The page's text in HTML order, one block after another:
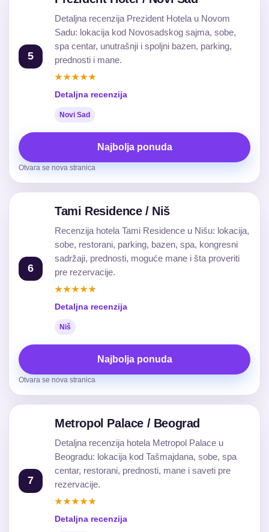
5
Detaljna recenzija Prezident Hotela u Novom
Sadu: lokacija kod Novosadskog sajma, sobe,
spa centar, unutrašnji i spoljni bazen, parking,
prednosti i mane.
★★★★★
Detaljna recenzija
Novi Sad
Najbolja ponuda
Otvara se nova stranica
6
Tami Residence / Niš
Recenzija hotela Tami Residence u Nišu: lokacija,
sobe, restorani, parking, bazen, spa, kongresni
sadržaji, prednosti, moguće mane i šta proveriti
pre rezervacije.
★★★★★
Detaljna recenzija
Niš
Najbolja ponuda
Otvara se nova stranica
7
Metropol Palace / Beograd
Detaljna recenzija hotela Metropol Palace u
Beogradu: lokacija kod Tašmajdana, sobe, spa
centar, restorani, prednosti, mane i saveti pre
rezervacije.
★★★★★
Detaljna recenzija